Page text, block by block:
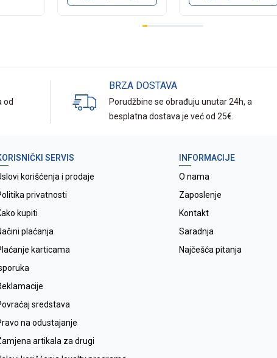
od
BRZA DOSTAVA
Porudžbine se obrađuju unutar 24h, a
besplatna dostava je već od 25€.
SERVIS
korišćenja i prodaje
privatnosti
kupiti
plaćanja
karticama
sredstava
na odustajanje
artikala za drugi
INFORMACIJE
O nama
Zaposlenje
Kontakt
Saradnja
Najčešća pitanja